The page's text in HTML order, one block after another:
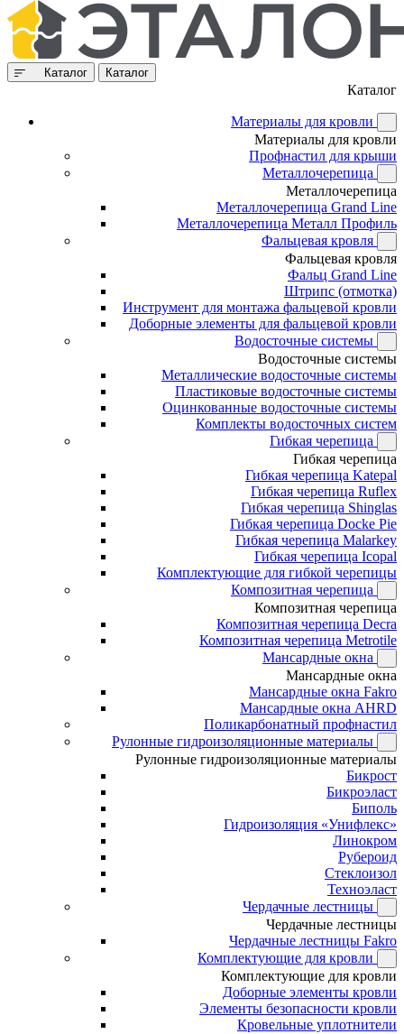
Каталог Каталог
Каталог
Материалы для кровли
Материалы для кровли
Профнастил для крыши
Металлочерепица
Металлочерепица
Металлочерепица Grand Line
Металлочерепица Металл Профиль
Фальцевая кровля
Фальцевая кровля
Фальц Grand Line
Штрипс (отмотка)
Инструмент для монтажа фальцевой кровли
Доборные элементы для фальцевой кровли
Водосточные системы
Водосточные системы
Металлические водосточные системы
Пластиковые водосточные системы
Оцинкованные водосточные системы
Комплекты водосточных систем
Гибкая черепица
Гибкая черепица
Гибкая черепица Katepal
Гибкая черепица Ruflex
Гибкая черепица Shinglas
Гибкая черепица Docke Pie
Гибкая черепица Malarkey
Гибкая черепица Icopal
Комплектующие для гибкой черепицы
Композитная черепица
Композитная черепица
Композитная черепица Decra
Композитная черепица Metrotile
Мансардные окна
Мансардные окна
Мансардные окна Fakro
Мансардные окна AHRD
Поликарбонатный профнастил
Рулонные гидроизоляционные материалы
Рулонные гидроизоляционные материалы
Бикрост
Бикроэласт
Биполь
Гидроизоляция «Унифлекс»
Линокром
Рубероид
Стеклоизол
Техноэласт
Чердачные лестницы
Чердачные лестницы
Чердачные лестницы Fakro
Комплектующие для кровли
Комплектующие для кровли
Доборные элементы кровли
Элементы безопасности кровли
Кровельные уплотнители